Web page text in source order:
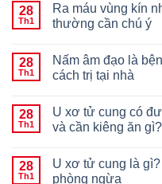
28
Th1
Ra máu vùng kín
thường cần chú ý
28
Th1
Nấm âm đạo là
cách trị tại nhà
28
Th1
U xơ tử cung có
và cần kiêng ăn gì?
28
Th1
U xơ tử cung là
phòng ngừa